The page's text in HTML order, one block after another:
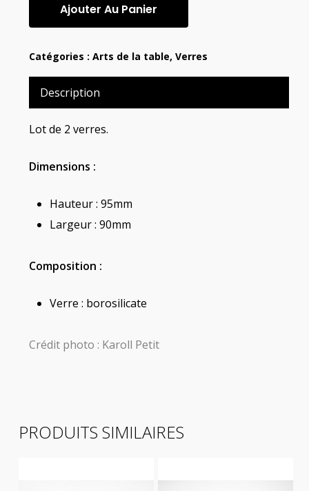
Ajouter Au Panier
Catégories : Arts de la table, Verres
Description
Lot de 2 verres.
Dimensions :
Hauteur : 95mm
Largeur : 90mm
Composition :
Verre : borosilicate
Crédit photo : Karoll Petit
PRODUITS SIMILAIRES